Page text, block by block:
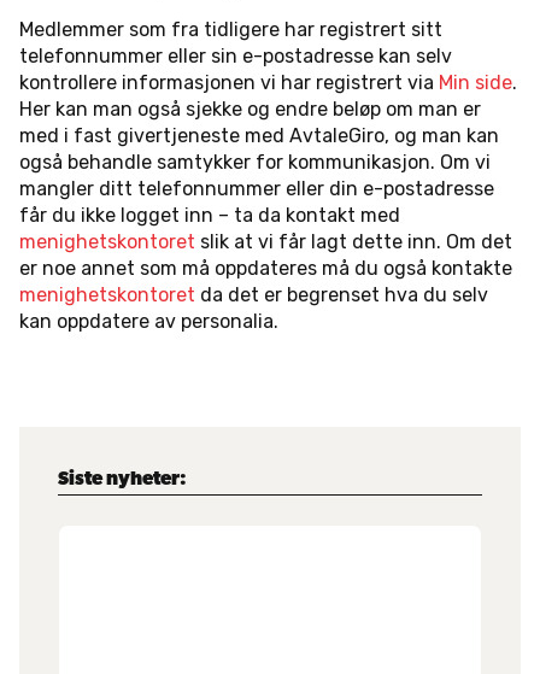
Medlemmer som fra tidligere har registrert sitt
telefonnummer eller sin e-postadresse kan selv
kontrollere informasjonen vi har registrert via Min side.
Her kan man også sjekke og endre beløp om man er
med i fast givertjeneste med AvtaleGiro, og man kan
også behandle samtykker for kommunikasjon. Om vi
mangler ditt telefonnummer eller din e-postadresse
får du ikke logget inn – ta da kontakt med
menighetskontoret slik at vi får lagt dette inn. Om det
er noe annet som må oppdateres må du også kontakte
menighetskontoret da det er begrenset hva du selv
kan oppdatere av personalia.
Siste nyheter: